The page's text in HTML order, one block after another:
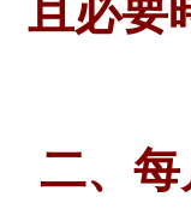
且必要
二、每